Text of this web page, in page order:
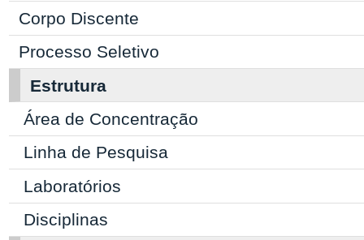
Corpo Discente
Processo Seletivo
Estrutura
Área de Concentração
Linha de Pesquisa
Laboratórios
Disciplinas